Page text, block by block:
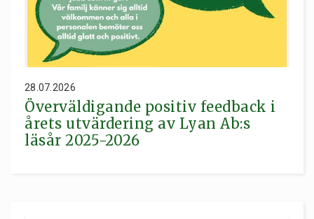
Överväldigande positiv feedback i
årets utvärdering av Lyan Ab:s
läsår 2025-2026
28.07.2026